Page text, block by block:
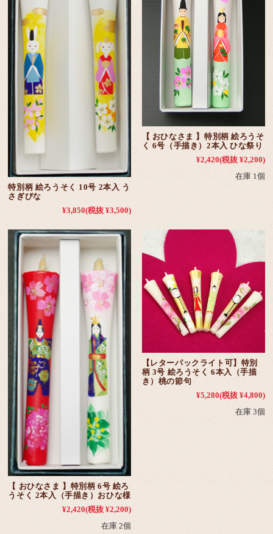
特別柄 絵ろうそく 10号 2本入 う
さぎびな
¥3,850(税抜 ¥3,500)
【 おひなさま 】特別柄 絵ろうそ
く 6号（手描き）2本入 ひな祭り
¥2,420(税抜 ¥2,200)
在庫 1個
【 おひなさま 】特別柄 6号 絵ろ
うそく 2本入（手描き）おひな様
¥2,420(税抜 ¥2,200)
在庫 2個
【レターパックライト可】特別
柄 3号 絵ろうそく 6本入（手描
き）桃の節句
¥5,280(税抜 ¥4,800)
在庫 3個